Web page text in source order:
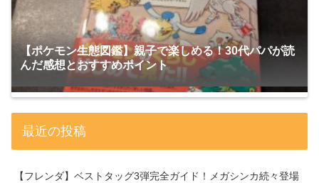
【ポケモン生態図鑑】親子で楽しめる！30代パパが読
んだ感想とおすすめポイント
最近の投稿
【フレンダ】ベストタッグ3弾完全ガイド！メガシンカ続々登場